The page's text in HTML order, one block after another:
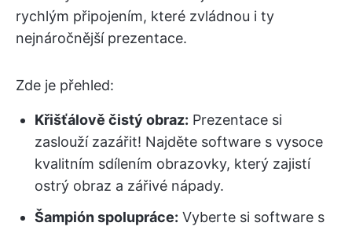
rychlým připojením, které zvládnou i ty
nejnáročnější prezentace.
Zde je přehled:
Křišťálově čistý obraz: Prezentace si
zaslouží zazářit! Najděte software s vysoce
kvalitním sdílením obrazovky, který zajistí
ostrý obraz a zářivé nápady.
Šampión spolupráce: Vyberte si software s